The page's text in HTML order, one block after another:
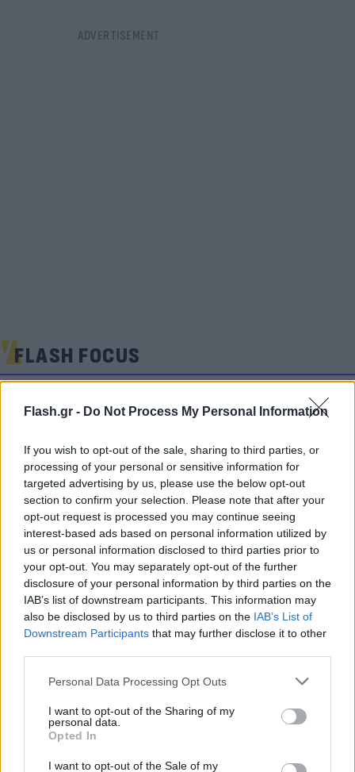
Flash.gr - Do Not Process My Personal Information
If you wish to opt-out of the sale, sharing to third parties, or
processing of your personal or sensitive information for
targeted advertising by us, please use the below opt-out
section to confirm your selection. Please note that after your
opt-out request is processed you may continue seeing
interest-based ads based on personal information utilized by
us or personal information disclosed to third parties prior to
your opt-out. You may separately opt-out of the further
disclosure of your personal information by third parties on the
IAB’s list of downstream participants. This information may
also be disclosed by us to third parties on the IAB’s List of
Downstream Participants that may further disclose it to other
Please note that this website/app uses one or more Google
not limited to your visit or usage behaviour. You may click to
grant or deny consent to Google and its third-party tags to
use your data for below specified purposes in below Google
consent section.
Personal Data Processing Opt Outs
I want to opt-out of the Sharing of my
personal data.
Opted In
I want to opt-out of the Sale of my
FLASH FOCUS
Η χαμηλή στάθμη του Δούναβη στη